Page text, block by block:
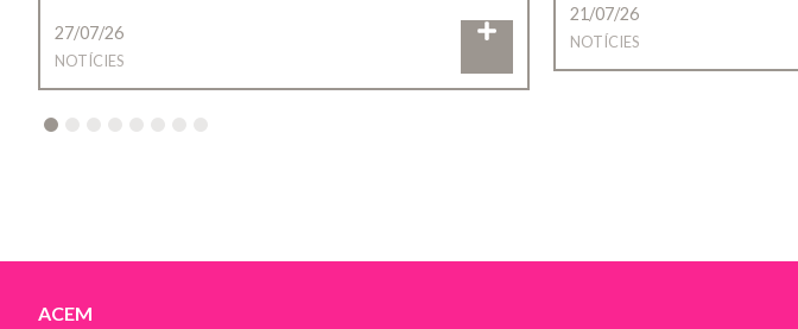
27/07/26
NOTÍCIES
21/07/26
NOTÍCIES
4 5 6 7 8
ACEM